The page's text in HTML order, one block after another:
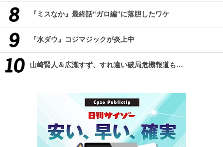
『ミスなか』最終話“ガロ編”に落胆したワケ
『水ダウ』コジマジックが炎上中
山崎賢人＆広瀬すず、すれ違い破局危機報道も…